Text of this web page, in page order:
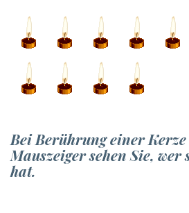
Bei Berührung einer
Mauszeiger sehen Sie, wer
hat.